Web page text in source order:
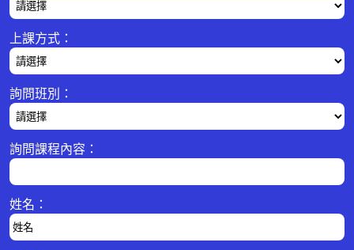
上課方式：
詢問班別：
詢問課程內容：
姓名：